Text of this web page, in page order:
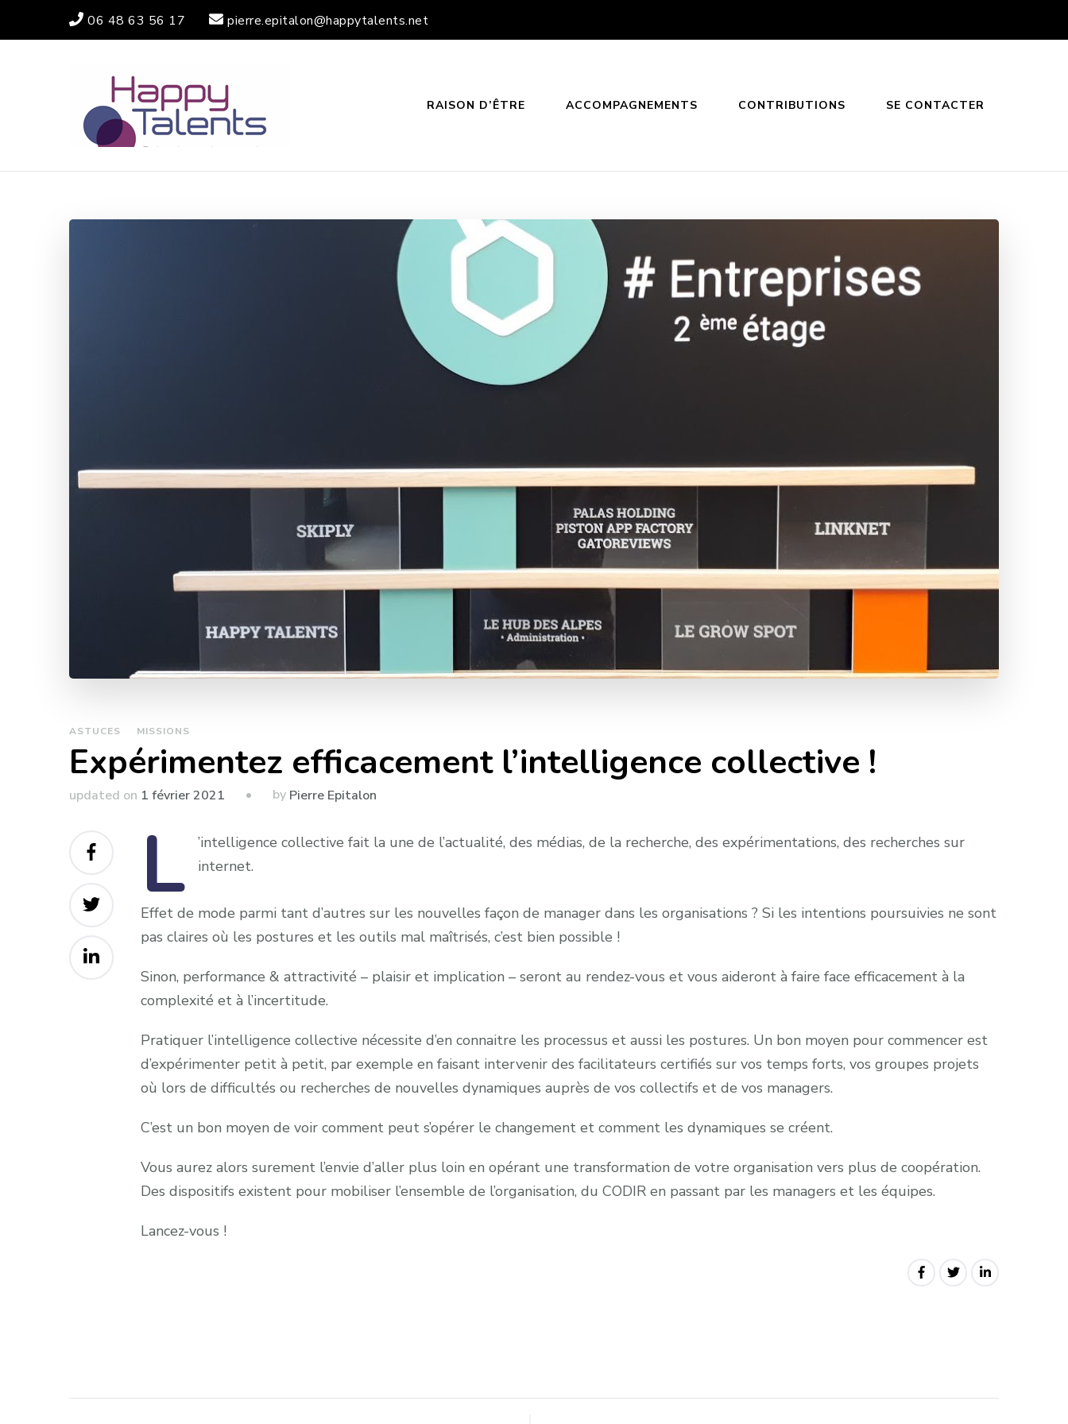
06 48 63 56 17 pierre.epitalon@happytalents.net
HAPPY TALENTS
ACTIVATEUR DE PROJETS
RAISON D’ÊTRE ACCOMPAGNEMENTS CONTRIBUTIONS SE CONTACTER
ASTUCES MISSIONS
Expérimentez efficacement l’intelligence collective !
updated on 1 février 2021 by Pierre Epitalon
L ’intelligence collective fait la une de l’actualité, des médias, de la recherche, des expérimentations, des recherches sur
internet.
Effet de mode parmi tant d’autres sur les nouvelles façon de manager dans les organisations ? Si les intentions poursuivies ne sont
pas claires où les postures et les outils mal maîtrisés, c’est bien possible !
Sinon, performance & attractivité – plaisir et implication – seront au rendez-vous et vous aideront à faire face efficacement à la
complexité et à l’incertitude.
Pratiquer l’intelligence collective nécessite d’en connaitre les processus et aussi les postures. Un bon moyen pour commencer est
d’expérimenter petit à petit, par exemple en faisant intervenir des facilitateurs certifiés sur vos temps forts, vos groupes projets
où lors de difficultés ou recherches de nouvelles dynamiques auprès de vos collectifs et de vos managers.
C’est un bon moyen de voir comment peut s’opérer le changement et comment les dynamiques se créent.
Vous aurez alors surement l’envie d’aller plus loin en opérant une transformation de votre organisation vers plus de coopération.
Des dispositifs existent pour mobiliser l’ensemble de l’organisation, du CODIR en passant par les managers et les équipes.
Lancez-vous !